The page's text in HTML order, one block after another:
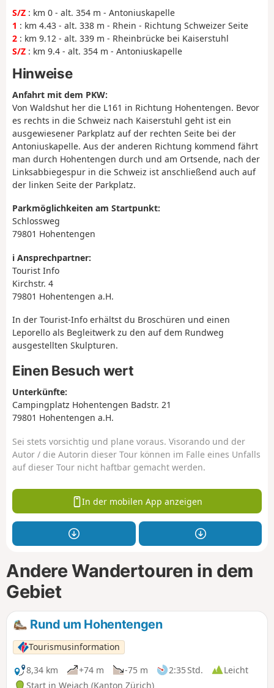
S/Z : km 0 - alt. 354 m - Antoniuskapelle
1 : km 4.43 - alt. 338 m - Rhein - Richtung Schweizer Seite
2 : km 9.12 - alt. 339 m - Rheinbrücke bei Kaiserstuhl
S/Z : km 9.4 - alt. 354 m - Antoniuskapelle
Hinweise
Anfahrt mit dem PKW:
Von Waldshut her die L161 in Richtung Hohentengen. Bevor
es rechts in die Schweiz nach Kaiserstuhl geht ist ein
ausgewiesener Parkplatz auf der rechten Seite bei der
Antoniuskapelle. Aus der anderen Richtung kommend fährt
man durch Hohentengen durch und am Ortsende, nach der
Linksabbiegespur in die Schweiz ist anschließend auch auf
der linken Seite der Parkplatz.
Parkmöglichkeiten am Startpunkt:
Schlossweg
79801 Hohentengen
ℹ️ Ansprechpartner:
Tourist Info
Kirchstr. 4
79801 Hohentengen a.H.
In der Tourist-Info erhältst du Broschüren und einen
Leporello als Begleitwerk zu den auf dem Rundweg
ausgestellten Skulpturen.
Einen Besuch wert
Unterkünfte:
Campingplatz Hohentengen Badstr. 21
79801 Hohentengen a.H.
Sei stets vorsichtig und plane voraus. Visorando und der
Autor / die Autorin dieser Tour können im Falle eines Unfalls
auf dieser Tour nicht haftbar gemacht werden.
In der mobilen App anzeigen
Andere Wandertouren in dem
Gebiet
Rund um Hohentengen
Tourismusinformation
8,34 km
+74 m -75 m 2:35 Std.
Leicht
Start in Weiach (Kanton Zürich)